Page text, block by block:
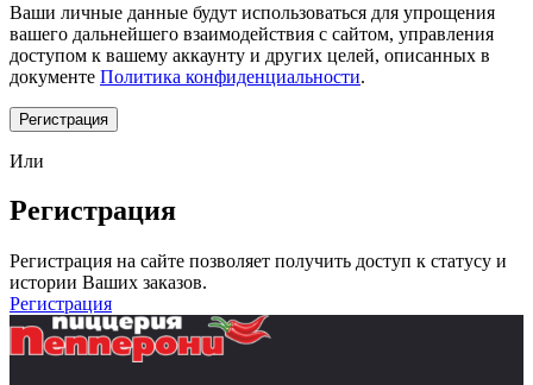
Ваши личные данные будут использоваться для упрощения
вашего дальнейшего взаимодействия с сайтом, управления
доступом к вашему аккаунту и других целей, описанных в
документе Политика конфиденциальности.
Регистрация
Или
Регистрация
Регистрация на сайте позволяет получить доступ к статусу и
истории Ваших заказов.
Регистрация